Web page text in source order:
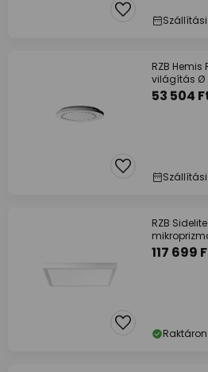
RZB Hemis
világítás Ø
53 504
RZB
117 699
Raktáron